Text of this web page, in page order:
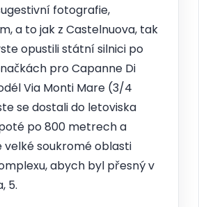
fotografie,
a to jak z Castelnuova, tak
opustili státní silnici po
pro Capanne Di
Via Monti Mare (3/4
se dostali do letoviska
po 800 metrech a
velké soukromé oblasti
abych byl přesný v
5.